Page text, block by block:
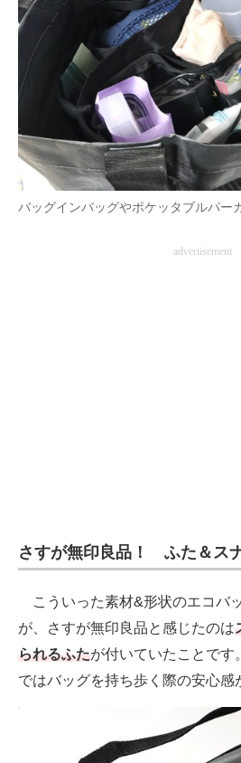
バッグインバッグやポケッタブルパー
advertisement
さすが無印良品！ ふた＆ス
こういった素材&形状のエコバ
が、さすが無印良品と感じたのは
られるふたが付いていたことです
ではバッグを持ち歩く際の安心感